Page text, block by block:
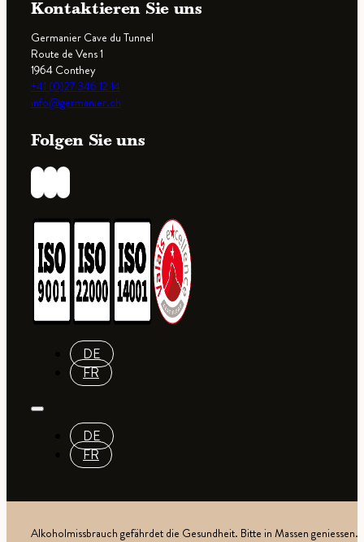
Kontaktieren Sie uns
Germanier Cave du Tunnel
Route de Vens 1
1964 Conthey
+41 (0)27 346 12 14
info@germanier.ch
Folgen Sie uns
DE
FR
DE
FR
Alkoholmissbrauch gefährdet die Gesundheit. Bitte in Massen geniessen.